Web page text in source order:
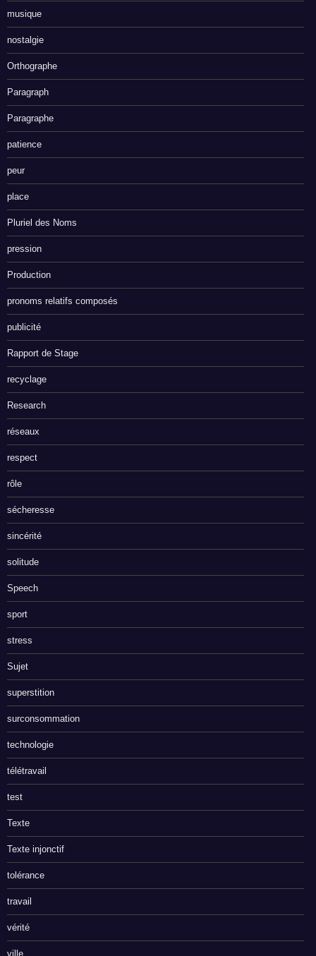
musique
nostalgie
Orthographe
Paragraph
Paragraphe
patience
peur
place
Pluriel des Noms
pression
Production
pronoms relatifs composés
publicité
Rapport de Stage
recyclage
Research
réseaux
respect
rôle
sécheresse
sincérité
solitude
Speech
sport
stress
Sujet
superstition
surconsommation
technologie
télétravail
test
Texte
Texte injonctif
tolérance
travail
vérité
ville